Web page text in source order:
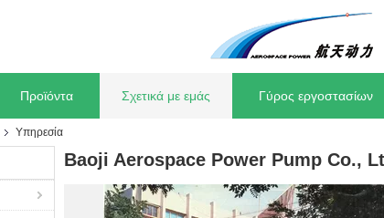
Προϊόντα Σχετικά με εμάς Γύρος εργοστασίων
Υπηρεσία
Baoji Aerospace Power Pump Co.,